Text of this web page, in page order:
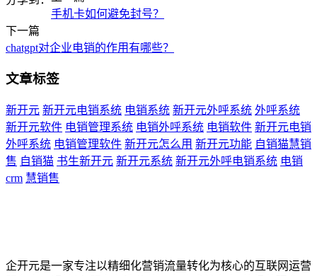
手机卡如何避免封号？
下一篇
chatgpt对企业电销的作用有哪些？
文章标签
新开元 新开元电销系统 电销系统 新开元外呼系统 外呼系统
新开元软件 电销管理系统 电销外呼系统 电销软件 新开元电销
外呼系统 电销管理软件 新开元怎么用 新开元功能 自销猫慧销
售 自销猫 书生新开元 新开元系统 新开元外呼电销系统 电销
crm 慧销售
企开元是一家专注以精细化营销流量转化为核心的互联网运营